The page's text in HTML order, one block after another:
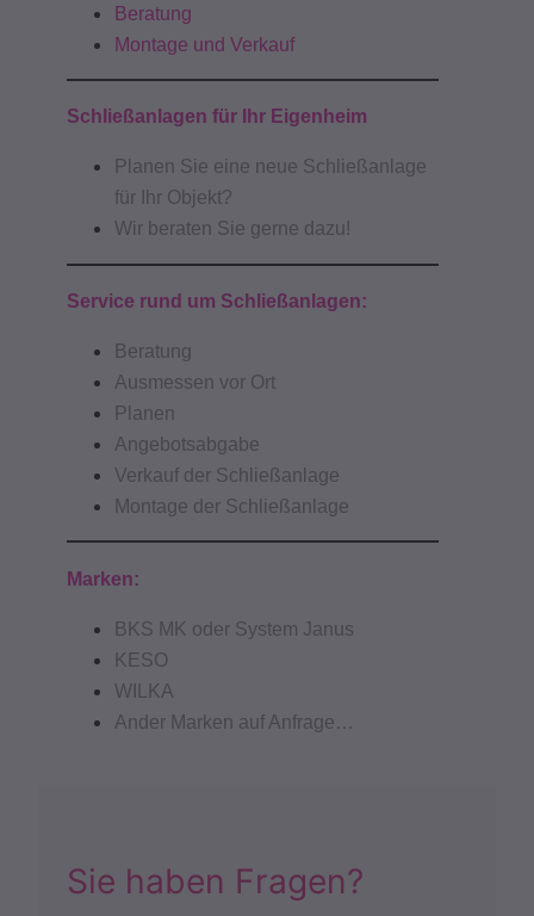
Beratung
Montage und Verkauf
Schließanlagen für Ihr Eigenheim
Planen Sie eine neue Schließanlage
für Ihr Objekt?
Wir beraten Sie gerne dazu!
Service rund um Schließanlagen:
Beratung
Ausmessen vor Ort
Planen
Angebotsabgabe
Verkauf der Schließanlage
Montage der Schließanlage
Marken:
BKS MK oder System Janus
KESO
WILKA
Ander Marken auf Anfrage…
Sie haben Fragen?